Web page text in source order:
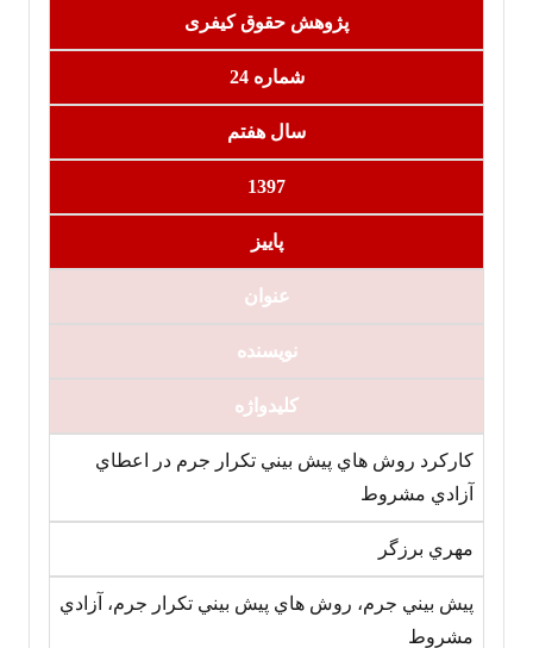
پژوهش حقوق کیفری
شماره 24
سال هفتم
1397
پاییز
عنوان‏
نویسنده
کلیدواژه
کارکرد روش هاي پيش بيني تکرار جرم در اعطاي
آزادي مشروط
مهري برزگر
پيش بيني جرم، روش هاي پيش بيني تکرار جرم، آزادي
مشروط